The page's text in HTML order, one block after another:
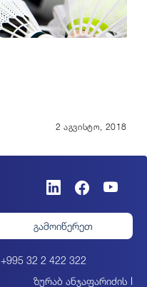
2 აგვისტო, 2018
გამოიწერეთ
+995 32 2 422 322
ზურაბ ანჯაფარიძის I